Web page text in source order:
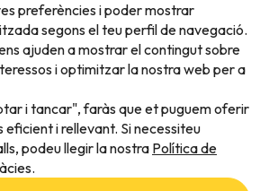
preferències i poder mostrar
segons el teu perfil de navegació.
ajuden a mostrar el contingut sobre
i optimitzar la nostra web per a
i tancar", faràs que et puguem oferir
eficient i rellevant. Si necessiteu
podeu llegir la nostra Política de